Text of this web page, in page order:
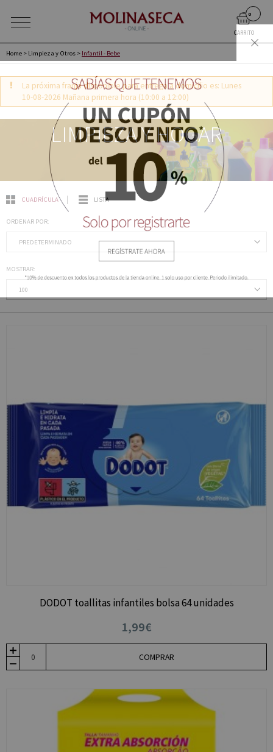
CARRITO
0
Home > Limpieza y Otros > Infantil - Bebe
La próxima franja disponible para entrega a domicilio es: Lunes
10-08-2026 Mañana primera hora (10:00 a 12:00)
LIMPIEZA Y HOGAR
CUADRÍCULA LISTA
ORDENAR POR:
MOSTRAR:
DODOT toallitas infantiles bolsa 64 unidades
1,99€
COMPRAR